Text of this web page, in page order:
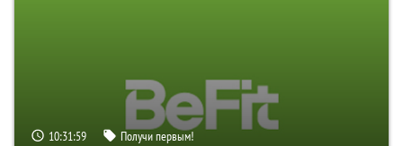
10:31:58 Получи первым!